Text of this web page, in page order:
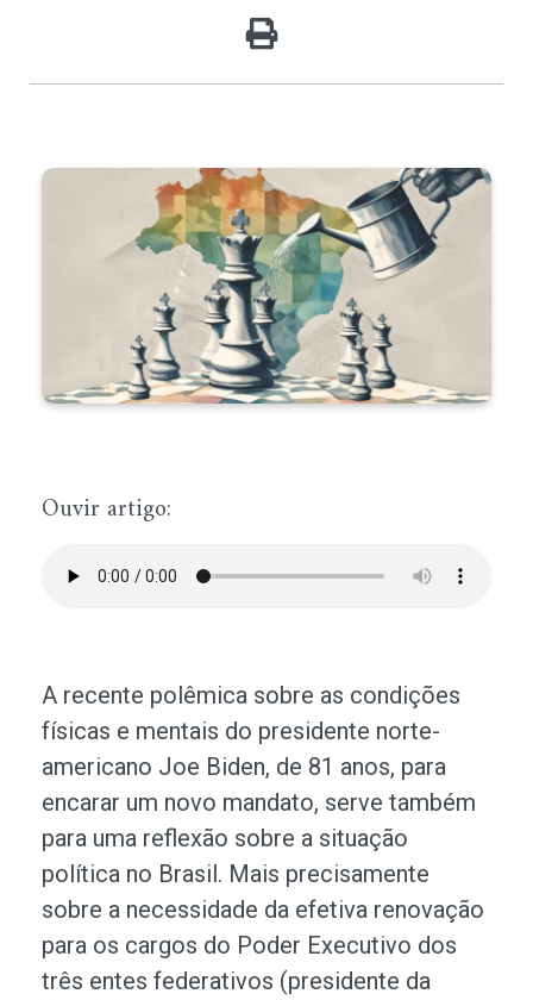
Ouvir artigo:
A recente polêmica sobre as condições
físicas e mentais do presidente norte-
americano Joe Biden, de 81 anos, para
encarar um novo mandato, serve também
para uma reflexão sobre a situação
política no Brasil. Mais precisamente
sobre a necessidade da efetiva renovação
para os cargos do Poder Executivo dos
três entes federativos (presidente da